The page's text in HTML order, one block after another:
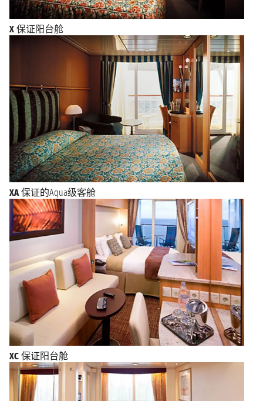
X 保证阳台舱
XA 保证的Aqua级客舱
XC 保证阳台舱